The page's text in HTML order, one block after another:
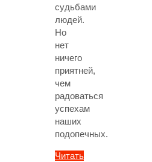
судьбами
людей.
Но
нет
ничего
приятней,
чем
радоваться
успехам
наших
подопечных.
Читать